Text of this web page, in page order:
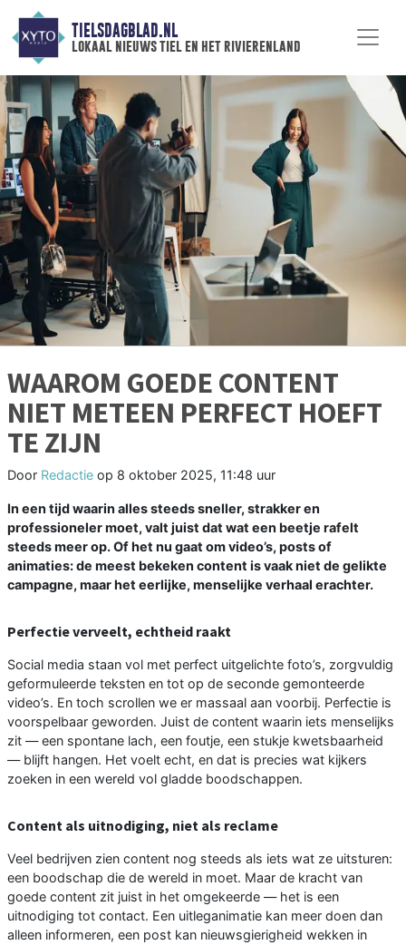
TIELSDAGBLAD.NL
lokaal nieuws tiel en het rivierenland
WAAROM GOEDE CONTENT
NIET METEEN PERFECT HOEFT
TE ZIJN
Door Redactie op 8 oktober 2025, 11:48 uur
In een tijd waarin alles steeds sneller, strakker en
professioneler moet, valt juist dat wat een beetje rafelt
steeds meer op. Of het nu gaat om video’s, posts of
animaties: de meest bekeken content is vaak niet de gelikte
campagne, maar het eerlijke, menselijke verhaal erachter.
Perfectie verveelt, echtheid raakt
Social media staan vol met perfect uitgelichte foto’s, zorgvuldig
geformuleerde teksten en tot op de seconde gemonteerde
video’s. En toch scrollen we er massaal aan voorbij. Perfectie is
voorspelbaar geworden. Juist de content waarin iets menselijks
zit — een spontane lach, een foutje, een stukje kwetsbaarheid
— blijft hangen. Het voelt echt, en dat is precies wat kijkers
zoeken in een wereld vol gladde boodschappen.
Content als uitnodiging, niet als reclame
Veel bedrijven zien content nog steeds als iets wat ze uitsturen:
een boodschap die de wereld in moet. Maar de kracht van
goede content zit juist in het omgekeerde — het is een
uitnodiging tot contact. Een uitleganimatie kan meer doen dan
alleen informeren, een post kan nieuwsgierigheid wekken in